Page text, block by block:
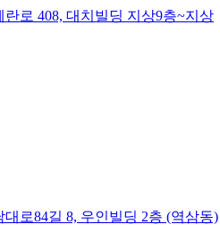
로 408, 대치빌딩 지상9층~지상
로84길 8, 우인빌딩 2층 (역삼동)